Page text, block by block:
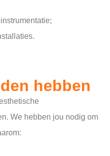
hebben
We hebben jou nodig om